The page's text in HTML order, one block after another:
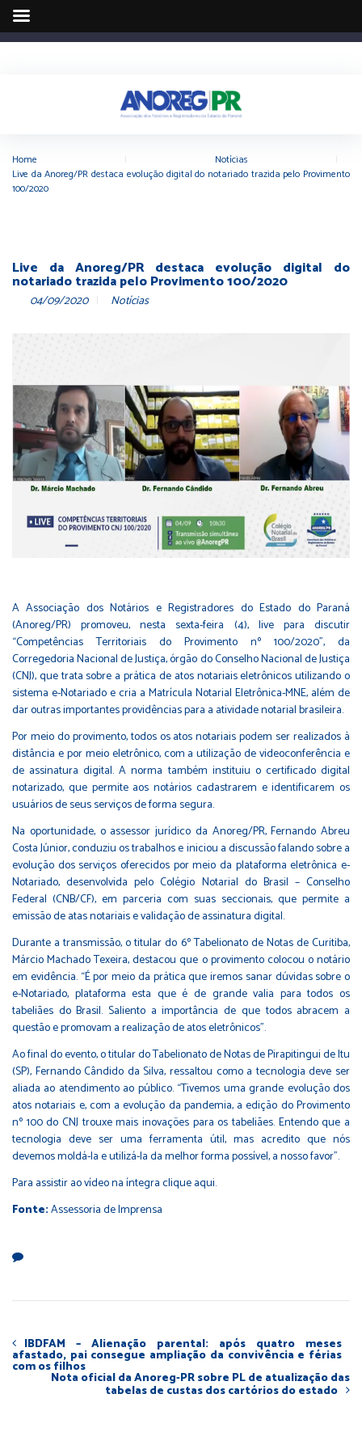
Home Notícias
Live da Anoreg/PR destaca evolução digital do notariado trazida pelo Provimento
100/2020
Live da Anoreg/PR destaca evolução digital do
notariado trazida pelo Provimento 100/2020
04/09/2020 Notícias
A Associação dos Notários e Registradores do Estado do Paraná
(Anoreg/PR) promoveu, nesta sexta-feira (4), live para discutir
“Competências Territoriais do Provimento nº 100/2020”, da
Corregedoria Nacional de Justiça, órgão do Conselho Nacional de Justiça
(CNJ), que trata sobre a prática de atos notariais eletrônicos utilizando o
sistema e-Notariado e cria a Matrícula Notarial Eletrônica-MNE, além de
dar outras importantes providências para a atividade notarial brasileira.
Por meio do provimento, todos os atos notariais podem ser realizados à
distância e por meio eletrônico, com a utilização de videoconferência e
de assinatura digital. A norma também instituiu o certificado digital
notarizado, que permite aos notários cadastrarem e identificarem os
usuários de seus serviços de forma segura.
Na oportunidade, o assessor jurídico da Anoreg/PR, Fernando Abreu
Costa Júnior, conduziu os trabalhos e iniciou a discussão falando sobre a
evolução dos serviços oferecidos por meio da plataforma eletrônica e-
Notariado, desenvolvida pelo Colégio Notarial do Brasil – Conselho
Federal (CNB/CF), em parceria com suas seccionais, que permite a
emissão de atas notariais e validação de assinatura digital.
Durante a transmissão, o titular do 6º Tabelionato de Notas de Curitiba,
Márcio Machado Texeira, destacou que o provimento colocou o notário
em evidência. “É por meio da prática que iremos sanar dúvidas sobre o
e-Notariado, plataforma esta que é de grande valia para todos os
tabeliães do Brasil. Saliento a importância de que todos abracem a
questão e promovam a realização de atos eletrônicos”.
Ao final do evento, o titular do Tabelionato de Notas de Pirapitingui de Itu
(SP), Fernando Cândido da Silva, ressaltou como a tecnologia deve ser
aliada ao atendimento ao público. “Tivemos uma grande evolução dos
atos notariais e, com a evolução da pandemia, a edição do Provimento
nº 100 do CNJ trouxe mais inovações para os tabeliães. Entendo que a
tecnologia deve ser uma ferramenta útil, mas acredito que nós
devemos moldá-la e utilizá-la da melhor forma possível, a nosso favor”.
Para assistir ao vídeo na íntegraclique aqui.
Fonte:Assessoria de Imprensa
IBDFAM – Alienação parental: após quatro meses
afastado, pai consegue ampliação da convivência e férias
com os filhos
Nota oficial da Anoreg-PR sobre PL de atualização das
tabelas de custas dos cartórios do estado